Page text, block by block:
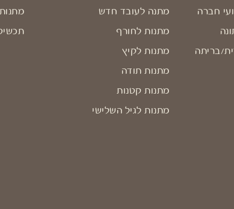
חברה
בריתה
מתנה לעובד חדש
מתנות לחורף
מתנות לקיץ
מתנות תודה
מתנות קטנות
מתנות לגיל השלישי